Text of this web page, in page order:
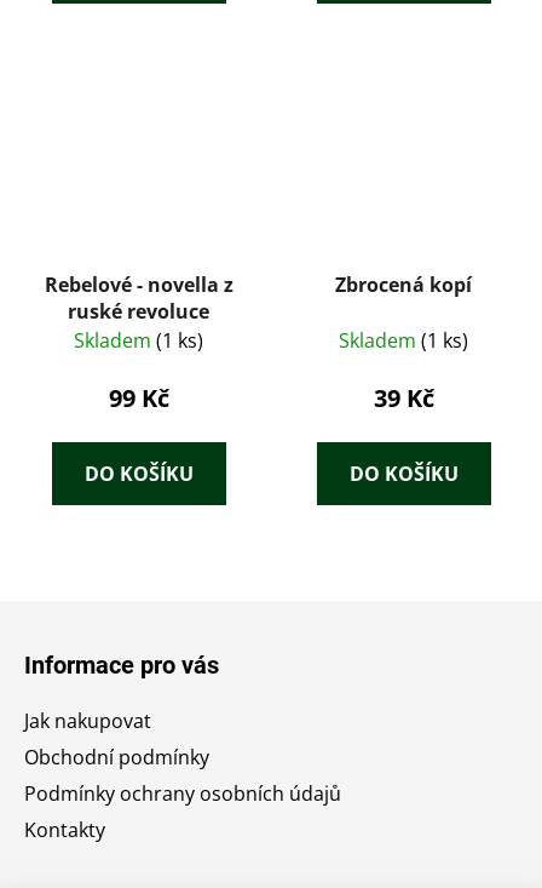
Rebelové - novella z
ruské revoluce
Skladem (1 ks)
99 Kč
DO KOŠÍKU
Zbrocená kopí
Skladem (1 ks)
39 Kč
DO KOŠÍKU
Informace pro vás
Jak nakupovat
Obchodní podmínky
Podmínky ochrany osobních údajů
Kontakty